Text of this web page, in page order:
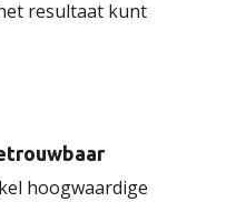
resultaat kunt
hoogwaardige